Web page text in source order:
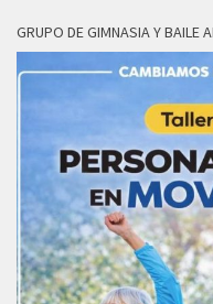
GRUPO DE GIMNASIA Y BAILE